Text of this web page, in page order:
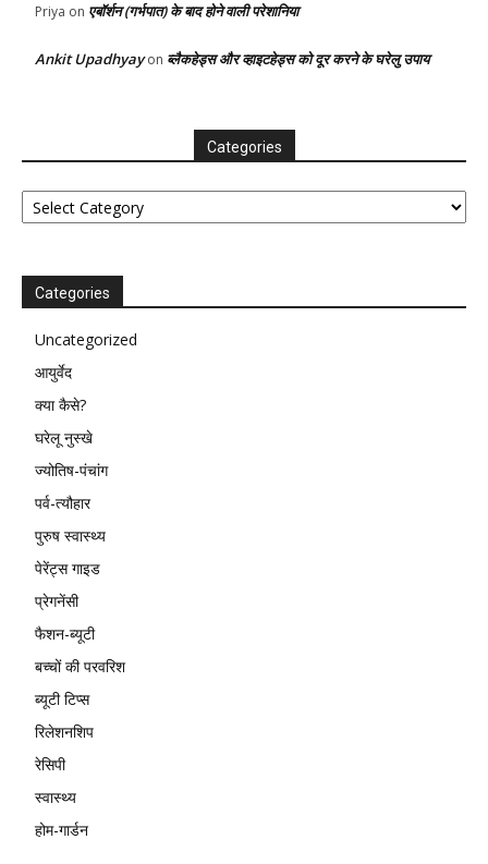
Priya on एबॉर्शन (गर्भपात) के बाद होने वाली परेशानिया
Ankit Upadhyayon ब्लैकहेड्स और व्हाइटहेड्स को दूर करने के घरेलु उपाय
Categories
Categories
Categories
Uncategorized
आयुर्वेद
क्या कैसे?
घरेलू नुस्खे
ज्योतिष-पंचांग
पर्व-त्यौहार
पुरुष स्वास्थ्य
पेरेंट्स गाइड
प्रेगनेंसी
फैशन-ब्यूटी
बच्चों की परवरिश
ब्यूटी टिप्स
रिलेशनशिप
रेसिपी
स्वास्थ्य
होम-गार्डन